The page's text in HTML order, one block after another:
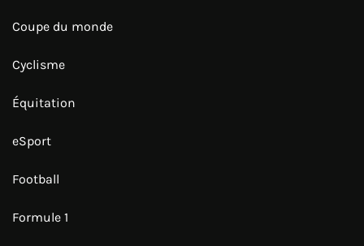
Coupe du monde
Cyclisme
Équitation
eSport
Football
Formule 1